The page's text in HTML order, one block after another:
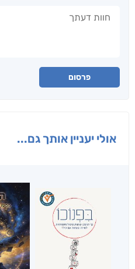
פרסום
אולי יעניין אותך גם...